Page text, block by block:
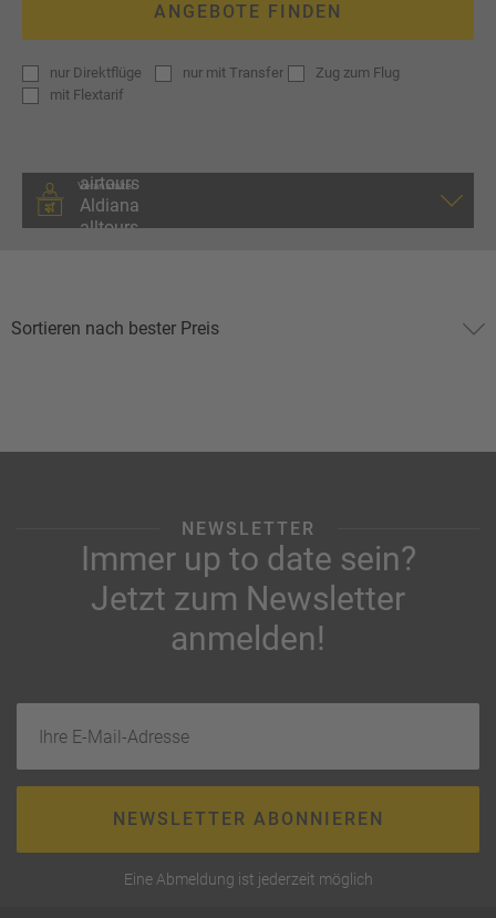
ANGEBOTE FINDEN
nur Direktflüge nur mit Transfer
Zug zum Flug
mit Flextarif
Veranstalter
NEWSLETTER
Immer up to date sein?
Jetzt zum Newsletter
anmelden!
NEWSLETTER ABONNIEREN
Eine Abmeldung ist jederzeit möglich